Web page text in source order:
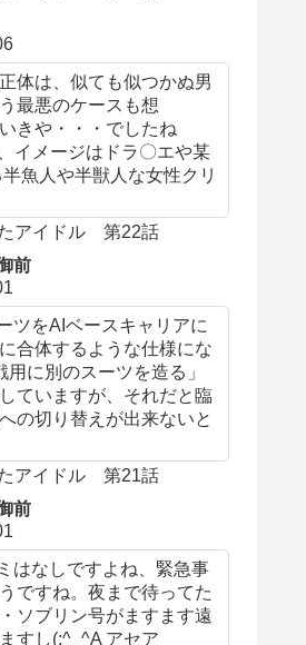
体は、似ても似つかぬ男
最悪のケースも想
きや・・・でしたね
イメージはドラ〇エや某
魚人や半獣人な女性クリ
アイドル 第22話
前
ツをAIベースキャリアに
合体するような仕様にな
に別のスーツを造る」
ていますが、それだと臨
の切り替えが出来ないと
アイドル 第21話
前
はなしですよね、緊急事
ですね。夜まで待ってた
ソブリン号がますます遠
すし(;^_^A アセア